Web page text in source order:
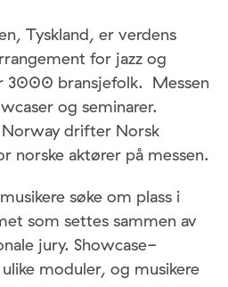
Tyskland, er verdens
for jazz og
3000 bransjefolk. Messen
og seminarer.
drifter Norsk
norske aktører på messen.
søke om plass i
som settes sammen av
jury. Showcase-
moduler, og musikere